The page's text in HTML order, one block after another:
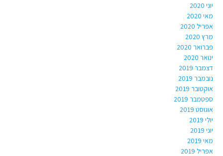
יוני 2020
מאי 2020
אפריל 2020
מרץ 2020
פברואר 2020
ינואר 2020
דצמבר 2019
נובמבר 2019
אוקטובר 2019
ספטמבר 2019
אוגוסט 2019
יולי 2019
יוני 2019
מאי 2019
אפריל 2019